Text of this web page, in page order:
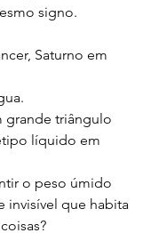
signo.
Saturno em
grande triângulo
líquido em
o peso úmido
invisível que habita